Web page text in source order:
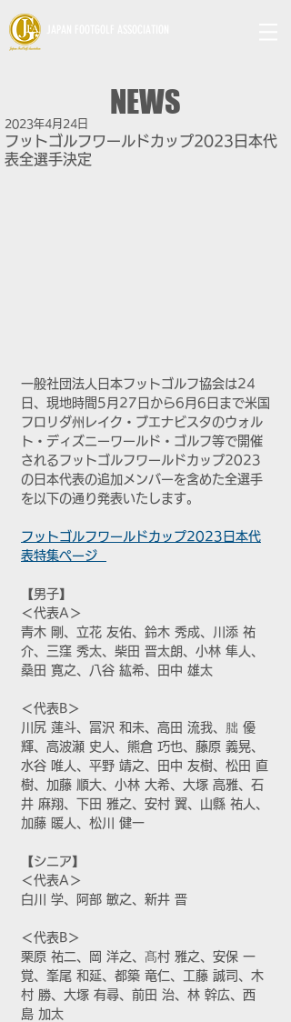
NEWS
フットゴルフワールドカップ2023日本代
表全選手決定
2023年4月24日
一般社団法人日本フットゴルフ協会は24
日、現地時間5月27日から6月6日まで米国
フロリダ州レイク・ブエナビスタのウォル
ト・ディズニーワールド・ゴルフ等で開催
されるフットゴルフワールドカップ2023
の日本代表の追加メンバーを含めた全選手
を以下の通り発表いたします。
フットゴルフワールドカップ2023日本代
表特集ページ
【男子】
＜代表A＞
青木 剛、立花 友佑、鈴木 秀成、川添 祐
介、三窪 秀太、柴田 晋太朗、小林 隼人、
桑田 寛之、八谷 紘希、田中 雄太
＜代表B＞
川尻 蓮斗、冨沢 和未、高田 流我、朏 優
輝、高波瀬 史人、熊倉 巧也、藤原 義晃、
水谷 唯人、平野 靖之、田中 友樹、松田 直
樹、加藤 順大、小林 大希、大塚 高雅、石
井 麻翔、下田 雅之、安村 翼、山縣 祐人、
加藤 暖人、松川 健一
【シニア】
＜代表A＞
白川 学、阿部 敏之、新井 晋
＜代表B＞
栗原 祐二、岡 洋之、髙村 雅之、安保 一
覚、峯尾 和延、都築 竜仁、工藤 誠司、木
村 勝、大塚 有尋、前田 治、林 幹広、西
島 加太